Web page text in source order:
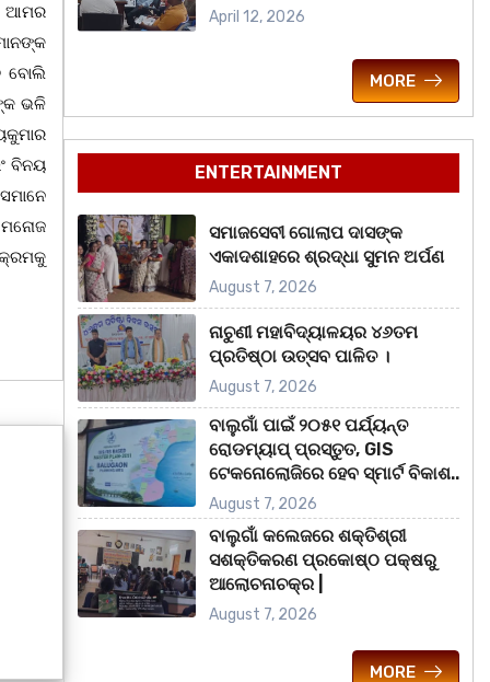
ଆମର
ବୋଲି
ଭଳି
ବିନୟ
ମନୋଜ
April 12, 2026
MORE
ENTERTAINMENT
ସମାଜସେବୀ ଗୋଲାପ ଦାସଙ୍କ
ଏକାଦଶାହରେ ଶ୍ରଦ୍ଧା ସୁମନ ଅର୍ପଣ
August 7, 2026
ନାଚୁଣୀ ମହାବିଦ୍ୟାଳୟର ୪୬ତମ
ପ୍ରତିଷ୍ଠା ଉତ୍ସବ ପାଳିତ ।
August 7, 2026
ବାଲୁଗାଁ ପାଇଁ ୨୦୫୧ ପର୍ଯ୍ୟନ୍ତ
ରୋଡମ୍ୟାପ୍ ପ୍ରସ୍ତୁତ, GIS
ଟେକନୋଲୋଜିରେ ହେବ ସ୍ମାର୍ଟ ବିକାଶ..
August 7, 2026
ବାଲୁଗାଁ କଲେଜରେ ଶକ୍ତିଶ୍ରୀ
ସଶକ୍ତିକରଣ ପ୍ରକୋଷ୍ଠ ପକ୍ଷରୁ
ଆଲୋଚନାଚକ୍ର |
August 7, 2026
MORE